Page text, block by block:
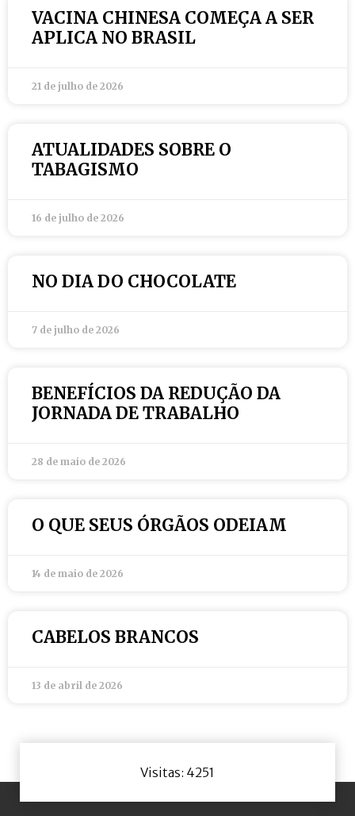
VACINA CHINESA COMEÇA A SER
APLICA NO BRASIL
21 de julho de 2026
ATUALIDADES SOBRE O
TABAGISMO
16 de julho de 2026
NO DIA DO CHOCOLATE
7 de julho de 2026
BENEFÍCIOS DA REDUÇÃO DA
JORNADA DE TRABALHO
28 de maio de 2026
O QUE SEUS ÓRGÃOS ODEIAM
14 de maio de 2026
CABELOS BRANCOS
13 de abril de 2026
Visitas: 4251